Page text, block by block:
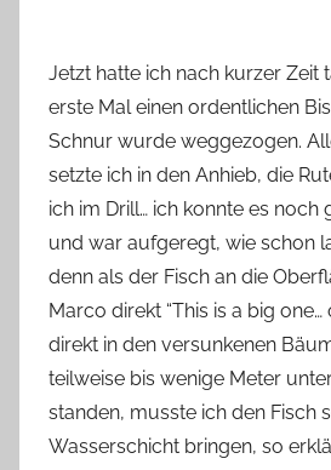
Jetzt hatte ich nach kurzer Zeit
erste Mal einen ordentlichen
Schnur wurde weggezogen.
setzte ich in den Anhieb, die
ich im Drill… ich konnte es noch
und war aufgeregt, wie schon
denn als der Fisch an die
Marco direkt “This is a big one…
direkt in den versunkenen
teilweise bis wenige Meter
standen, musste ich den Fisch
Wasserschicht bringen, so